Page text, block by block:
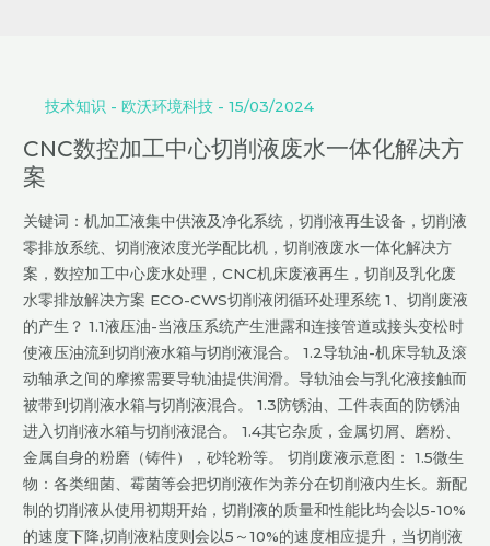
技术知识 - 欧沃环境科技 - 15/03/2024
CNC数控加工中心切削液废水一体化解决方
案
关键词：机加工液集中供液及净化系统，切削液再生设备，切削液
零排放系统、切削液浓度光学配比机，切削液废水一体化解决方
案，数控加工中心废水处理，CNC机床废液再生，切削及乳化废
水零排放解决方案 ECO-CWS切削液闭循环处理系统 1、切削废液
的产生？ 1.1液压油-当液压系统产生泄露和连接管道或接头变松时
使液压油流到切削液水箱与切削液混合。 1.2导轨油-机床导轨及滚
动轴承之间的摩擦需要导轨油提供润滑。导轨油会与乳化液接触而
被带到切削液水箱与切削液混合。 1.3防锈油、工件表面的防锈油
进入切削液水箱与切削液混合。 1.4其它杂质，金属切屑、磨粉、
金属自身的粉磨（铸件），砂轮粉等。 切削废液示意图： 1.5微生
物：各类细菌、霉菌等会把切削液作为养分在切削液内生长。新配
制的切削液从使用初期开始，切削液的质量和性能比均会以5-10%
的速度下降,切削液粘度则会以5～10%的速度相应提升，当切削液
工
中
切
削
液
废
水
一
体
化
解
决
方
案